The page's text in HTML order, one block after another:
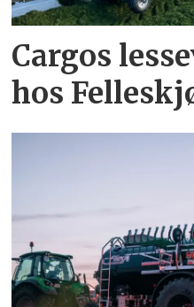
Cargos
hos